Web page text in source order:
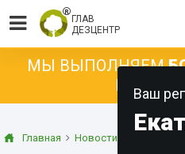
ГЛАВ
ДЕЗЦЕНТР
Ваш
МЫ ВЫПОЛНЯЕМ
КАЖДЫЙ
Главная Новости Статьи о